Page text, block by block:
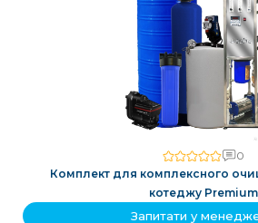
0
Комплект для комплексного
котеджу Premium
Запитати у